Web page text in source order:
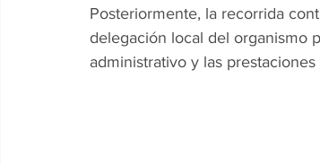
Posteriormente, la recorrida
delegación local del organismo
administrativo y las